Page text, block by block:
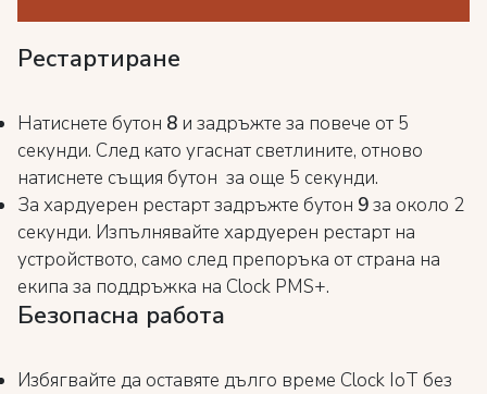
Рестартиране
Натиснете бутон 8 и задръжте за повече от 5
секунди. След като угаснат светлините, отново
натиснете същия бутон за още 5 секунди.
За хардуерен рестарт задръжте бутон 9за около 2
секунди. Изпълнявайте хардуерен рестарт на
устройството, само след препоръка от страна на
екипа за поддръжка на Clock PMS+.
Безопасна работа
Избягвайте да оставяте дълго време Clock IoT без